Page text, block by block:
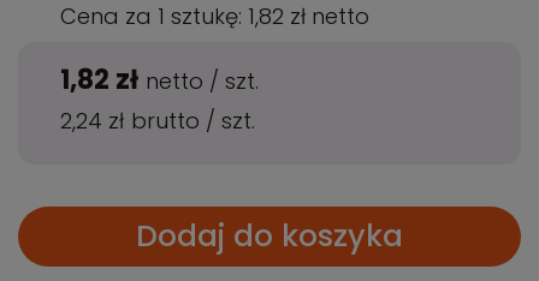
Cena za 1 sztukę: 1,82 zł netto
1,82 zł netto / szt.
2,24 zł brutto / szt.
Dodaj do koszyka